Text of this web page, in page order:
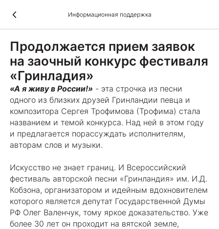
Информационная поддержка
Продолжается прием заявок
на заочный конкурс фестиваля
«Гринладия»
«А я живу в России!» - эта строчка из песни
одного из близких друзей Гринландии певца и
композитора Сергея Трофимова (Трофима) стала
названием и темой конкурса. Над ней в этом году
и предлагается порассуждать исполнителям,
авторам слов и музыки.
Искусство не знает границ. И Всероссийский
фестиваль авторской песни «Гринландия» им. И.Д.
Кобзона, организатором и идейным вдохновителем
которого является депутат Государственной Думы
РФ Олег Валенчук, тому яркое доказательство. Уже
более 30 лет он проходит на вятской земле,